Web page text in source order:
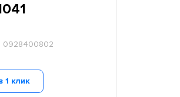
0928400802
1 клик